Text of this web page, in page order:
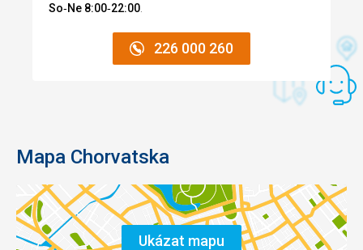
So‑Ne 8:00‑22:00
226 000 260
Mapa Chorvatska
Ukázat mapu